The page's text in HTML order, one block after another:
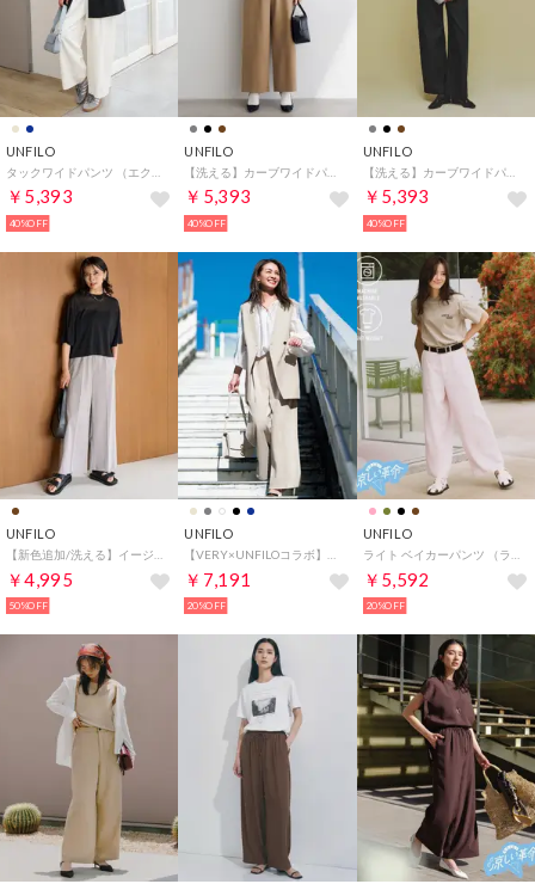
UNFILO
￥5,393
40%OFF
UNFILO
￥5,393
40%OFF
UNFILO
【洗える】カーブワイドパンツ （ブラック）
￥5,393
40%OFF
UNFILO
￥4,995
50%OFF
UNFILO
￥7,191
20%OFF
UNFILO
￥5,592
20%OFF